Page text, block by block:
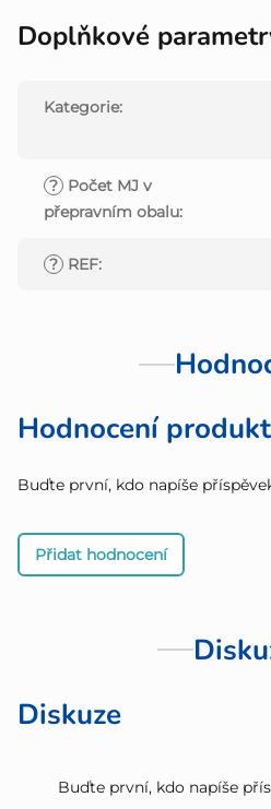
Doplňkové
Kategorie:
? Počet MJ v
přepravním obalu:
? REF:
Hodnocení
Buďte první, kdo napíše
Přidat hodnocení
Diskuze
Buďte první, kdo napíše